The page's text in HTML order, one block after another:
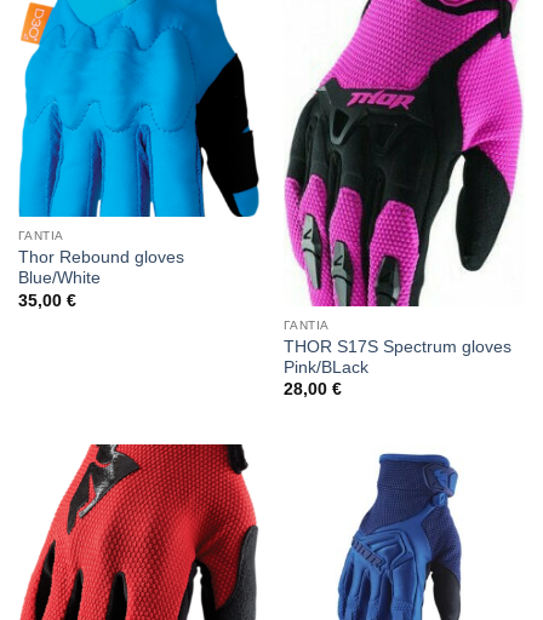
ΓΑΝΤΙΑ
Thor Rebound gloves
Blue/White
35,00 €
ΓΑΝΤΙΑ
THOR S17S Spectrum gloves
Pink/BLack
28,00 €